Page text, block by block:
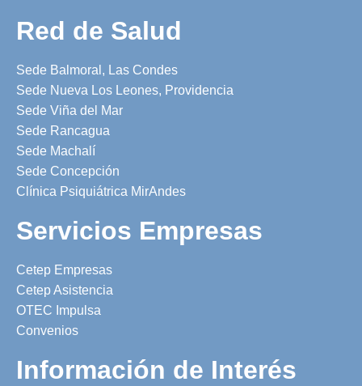
Red de Salud
Sede Balmoral, Las Condes
Sede Nueva Los Leones, Providencia
Sede Viña del Mar
Sede Rancagua
Sede Machalí
Sede Concepción
Clínica Psiquiátrica MirAndes
Servicios Empresas
Cetep Empresas
Cetep Asistencia
OTEC Impulsa
Convenios
Información de Interés